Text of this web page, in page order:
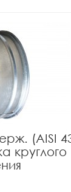
(AISI
круглого